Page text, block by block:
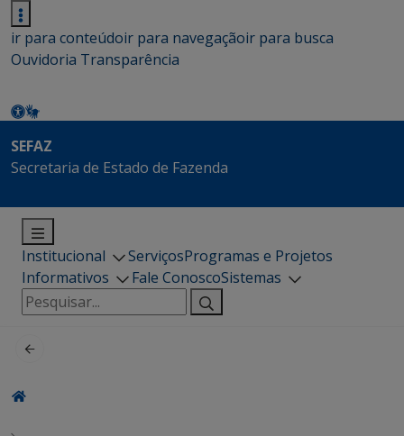
ir para conteúdoir para navegaçãoir para busca
Ouvidoria Transparência
SEFAZ
Secretaria de Estado de Fazenda
Institucional ServiçosProgramas e Projetos
Informativos
Fale ConoscoSistemas
Pesquisar
por: